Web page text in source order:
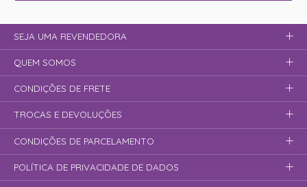
SEJA UMA REVENDEDORA
QUEM SOMOS
CONDIÇÕES DE FRETE
TROCAS E DEVOLUÇÕES
CONDIÇÕES DE PARCELAMENTO
POLÍTICA DE PRIVACIDADE DE DADOS